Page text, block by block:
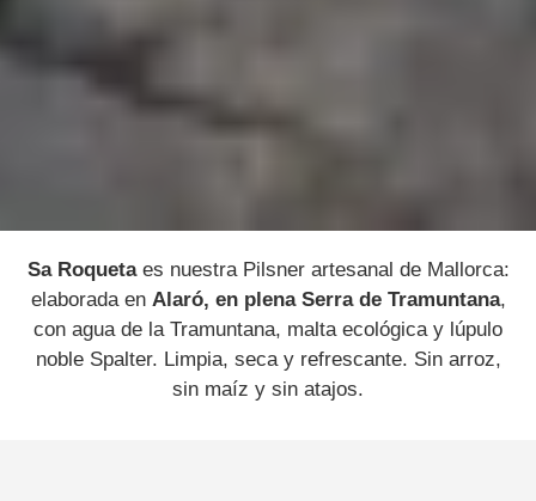
Sa Roquetaes nuestra Pilsner artesanal de Mallorca:
elaborada en Alaró, en plena Serra de Tramuntana,
con agua de la Tramuntana, malta ecológica y lúpulo
noble Spalter. Limpia, seca y refrescante. Sin arroz,
sin maíz y sin atajos.